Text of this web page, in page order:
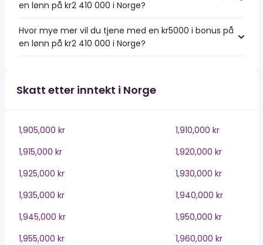
en lønn på kr2 410 000 i Norge?
Hvor mye mer vil du tjene med en kr5000 i bonus på
en lønn på kr2 410 000 i Norge?
Skatt etter inntekt i Norge
1,905,000 kr
1,910,000 kr
1,915,000 kr
1,920,000 kr
1,925,000 kr
1,930,000 kr
1,935,000 kr
1,940,000 kr
1,945,000 kr
1,950,000 kr
1,955,000 kr
1,960,000 kr